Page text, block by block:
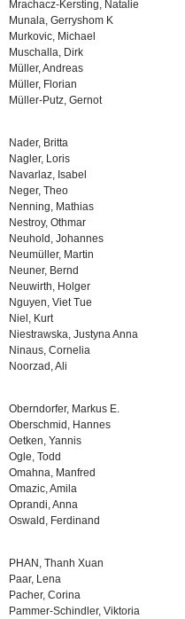
Mrachacz-Kersting, Natalie
Munala, Gerryshom K
Murkovic, Michael
Muschalla, Dirk
Müller, Andreas
Müller, Florian
Müller-Putz, Gernot
Nader, Britta
Nagler, Loris
Navarlaz, Isabel
Neger, Theo
Nenning, Mathias
Nestroy, Othmar
Neuhold, Johannes
Neumüller, Martin
Neuner, Bernd
Neuwirth, Holger
Nguyen, Viet Tue
Niel, Kurt
Niestrawska, Justyna Anna
Ninaus, Cornelia
Noorzad, Ali
Oberndorfer, Markus E.
Oberschmid, Hannes
Oetken, Yannis
Ogle, Todd
Omahna, Manfred
Omazic, Amila
Oprandi, Anna
Oswald, Ferdinand
PHAN, Thanh Xuan
Paar, Lena
Pacher, Corina
Pammer-Schindler, Viktoria